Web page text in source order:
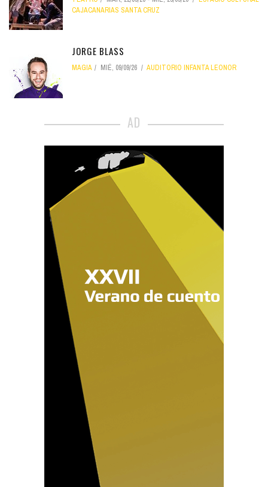
CAJACANARIAS SANTA CRUZ
JORGE BLASS
MAGIA MIÉ, 09/09/26 AUDITORIO INFANTA LEONOR
AD